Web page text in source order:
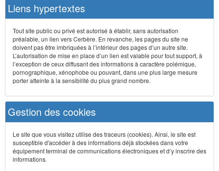
Liens hypertextes
Tout site public ou privé est autorisé à établir, sans autorisation
préalable, un lien vers Cerbère. En revanche, les pages du site ne
doivent pas être imbriquées à l’intérieur des pages d’un autre site.
L’autorisation de mise en place d’un lien est valable pour tout support, à
l’exception de ceux diffusant des informations à caractère polémique,
pornographique, xénophobe ou pouvant, dans une plus large mesure
porter atteinte à la sensibilité du plus grand nombre.
Gestion des cookies
Le site que vous visitez utilise des traceurs (cookies). Ainsi, le site est
susceptible d'accéder à des informations déjà stockées dans votre
équipement terminal de communications électroniques et d’y inscrire des
informations.